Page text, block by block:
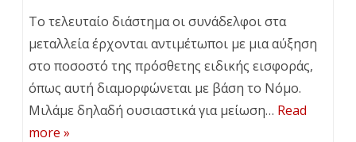
Το τελευταίο διάστημα οι συνάδελφοι στα
μεταλλεία έρχονται αντιμέτωποι με μια αύξηση
στο ποσοστό της πρόσθετης ειδικής εισφοράς,
όπως αυτή διαμορφώνεται με βάση το Νόμο.
Μιλάμε δηλαδή ουσιαστικά για μείωση… Read
more »